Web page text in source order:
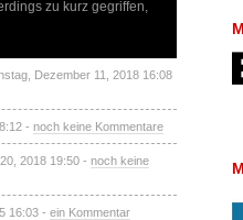
zu kurz gegriffen,
Dezember 11, 2018 16:08
- noch keine Kommentare
2018 19:50 - noch keine
16:03 - ein Kommentar